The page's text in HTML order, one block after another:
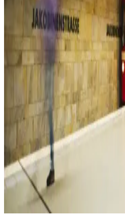
Kadın Spor Ayakkabıları
Skyrocket Lite ve Skechers
Puma Skyrocket Lite ve Skechers
konfor, tasarım ve kullanım alanları
ile sizin için analiz edildi.
Beyaz Elbise Modelleri:
Önerileriyle Zamansız Şıklık
Beyaz elbise modelleri, farklı
seçenekler sunar. Günlük, resmi veya
tamamlayın, trendleri yakalayın.
Kadın Kot Modelleri ve
Şıklık ve Rahatlık Yakalayın
Kadın kot, farklı modelleri ve
ve ihtiyaca uygun, şıklık ve rahatlığı
giyim parçasıdır.